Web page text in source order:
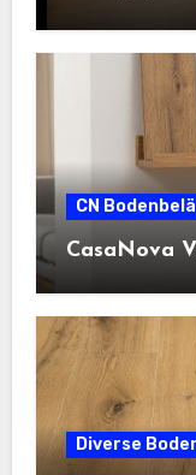
CN
CasaNova
Diverse